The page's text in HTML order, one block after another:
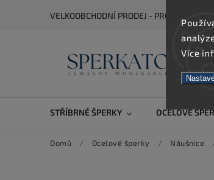
Více
VELKOOBCHODNÍ PRODEJ - PRO
STŘÍBRNÉ ŠPERKY OCELOVÉ
Domů / Ocelové šperky / Náušnice